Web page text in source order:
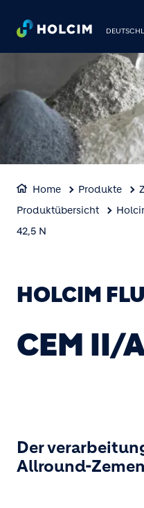
Home Produkte
Produktübersicht
42,5 N
HOLCIM
CEM II/
Der
Allround-